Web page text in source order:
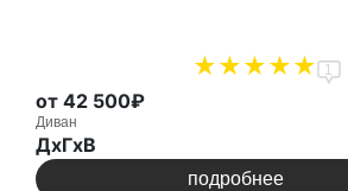
1
от 42 500₽
Диван
ДxГxВ
подробнее